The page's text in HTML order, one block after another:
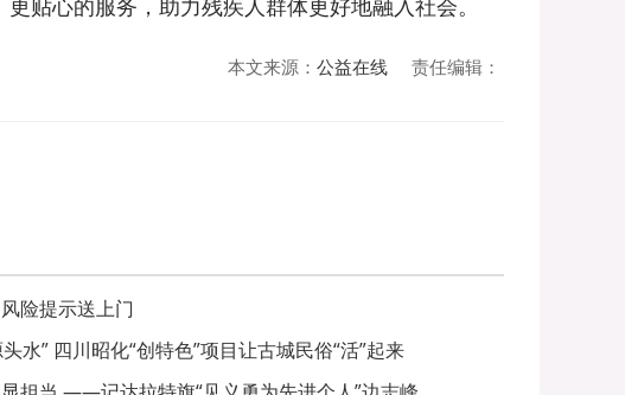
贴心的服务，助力残疾人群体更好地融入社会。
本文来源： 公益在线 责任编辑：
险提示送上门
水” 四川昭化“创特色”项目让古城民俗“活”起来